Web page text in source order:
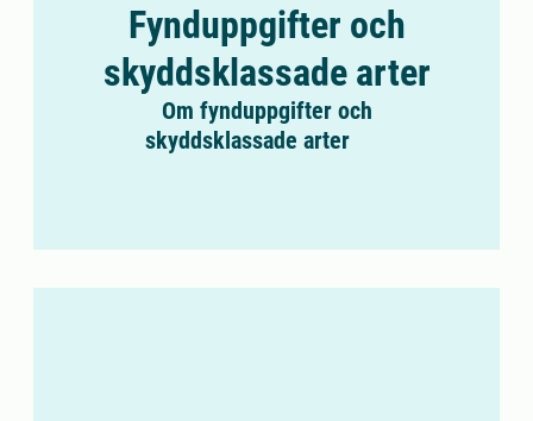
Fynduppgifter och
skyddsklassade arter
Om fynduppgifter och
skyddsklassade arter